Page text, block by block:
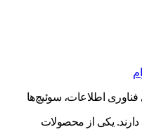
سری 3850 در دنیای فناوری اطلاعات، سوئیچ‌ها
یکی از محصولات